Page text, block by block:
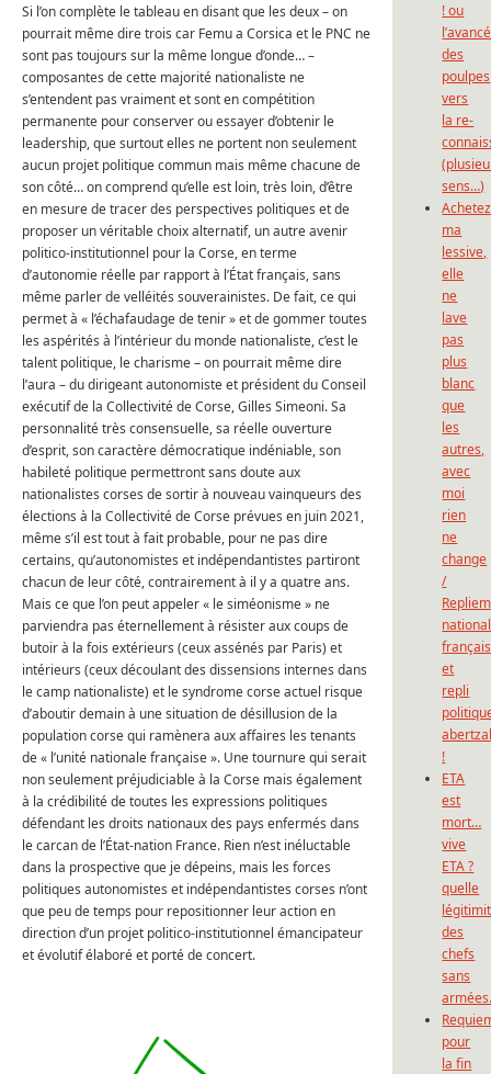
Si l’on complète le tableau en disant que les deux – on
pourrait même dire trois car Femu a Corsica et le PNC ne
sont pas toujours sur la même longue d’onde… –
composantes de cette majorité nationaliste ne
s’entendent pas vraiment et sont en compétition
permanente pour conserver ou essayer d’obtenir le
leadership, que surtout elles ne portent non seulement
aucun projet politique commun mais même chacune de
son côté… on comprend qu’elle est loin, très loin, d’être
en mesure de tracer des perspectives politiques et de
proposer un véritable choix alternatif, un autre avenir
politico-institutionnel pour la Corse, en terme
d’autonomie réelle par rapport à l’État français, sans
même parler de velléités souverainistes. De fait, ce qui
permet à « l’échafaudage de tenir » et de gommer toutes
les aspérités à l’intérieur du monde nationaliste, c’est le
talent politique, le charisme – on pourrait même dire
l’aura – du dirigeant autonomiste et président du Conseil
exécutif de la Collectivité de Corse, Gilles Simeoni. Sa
personnalité très consensuelle, sa réelle ouverture
d’esprit, son caractère démocratique indéniable, son
habileté politique permettront sans doute aux
nationalistes corses de sortir à nouveau vainqueurs des
élections à la Collectivité de Corse prévues en juin 2021,
même s’il est tout à fait probable, pour ne pas dire
certains, qu’autonomistes et indépendantistes partiront
chacun de leur côté, contrairement à il y a quatre ans.
Mais ce que l’on peut appeler « le siméonisme » ne
parviendra pas éternellement à résister aux coups de
butoir à la fois extérieurs (ceux assénés par Paris) et
intérieurs (ceux découlant des dissensions internes dans
le camp nationaliste) et le syndrome corse actuel risque
d’aboutir demain à une situation de désillusion de la
population corse qui ramènera aux affaires les tenants
de « l’unité nationale française ». Une tournure qui serait
non seulement préjudiciable à la Corse mais également
à la crédibilité de toutes les expressions politiques
défendant les droits nationaux des pays enfermés dans
le carcan de l’État-nation France. Rien n’est inéluctable
dans la prospective que je dépeins, mais les forces
politiques autonomistes et indépendantistes corses n’ont
que peu de temps pour repositionner leur action en
direction d’un projet politico-institutionnel émancipateur
et évolutif élaboré et porté de concert.
! ou
des
poulpes
vers
la re-
sens…)
Achetez
ma
lessive,
elle
ne
lave
pas
plus
blanc
que
les
autres,
avec
moi
rien
ne
change
/
et
repli
!
ETA
est
mort…
vive
ETA ?
quelle
des
chefs
sans
pour
la fin